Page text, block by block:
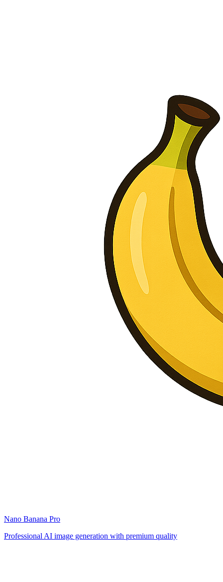
Nano Banana Pro
Professional AI image generation with premium quality